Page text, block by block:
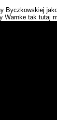
tak tutaj